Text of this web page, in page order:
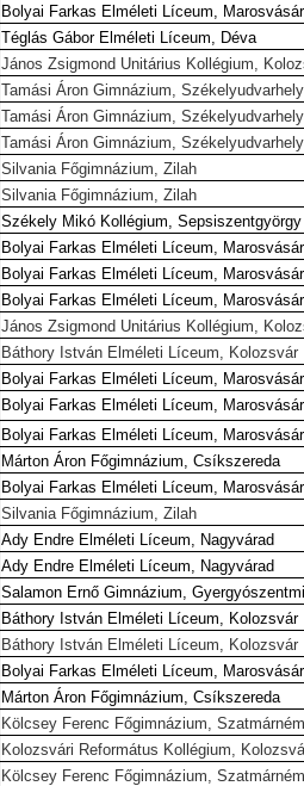
Bolyai Farkas Elméleti Líceum,
Téglás Gábor Elméleti Líceum, Déva
János Zsigmond Unitárius Kollégium,
Tamási Áron Gimnázium, Székelyudvarhely
Tamási Áron Gimnázium, Székelyudvarhely
Tamási Áron Gimnázium, Székelyudvarhely
Silvania Főgimnázium, Zilah
Silvania Főgimnázium, Zilah
Székely Mikó Kollégium, Sepsiszentgyörgy
Bolyai Farkas Elméleti Líceum,
Bolyai Farkas Elméleti Líceum,
Bolyai Farkas Elméleti Líceum,
János Zsigmond Unitárius Kollégium,
Báthory István Elméleti Líceum, Kolozsvár
Bolyai Farkas Elméleti Líceum,
Bolyai Farkas Elméleti Líceum,
Bolyai Farkas Elméleti Líceum,
Márton Áron Főgimnázium, Csíkszereda
Bolyai Farkas Elméleti Líceum,
Silvania Főgimnázium, Zilah
Ady Endre Elméleti Líceum, Nagyvárad
Ady Endre Elméleti Líceum, Nagyvárad
Salamon Ernő Gimnázium,
Báthory István Elméleti L íceum, Kolozsvár
Báthory István Elméleti Líceum, Kolozsvár
Bolyai Farkas Elméleti Líceum,
Márton Áron Főgimnázium, Csíkszereda
Kölcsey Ferenc Főgimnázium,
Kolozsvári Református Kollégium,
Kölcsey Ferenc Főgimnázium,